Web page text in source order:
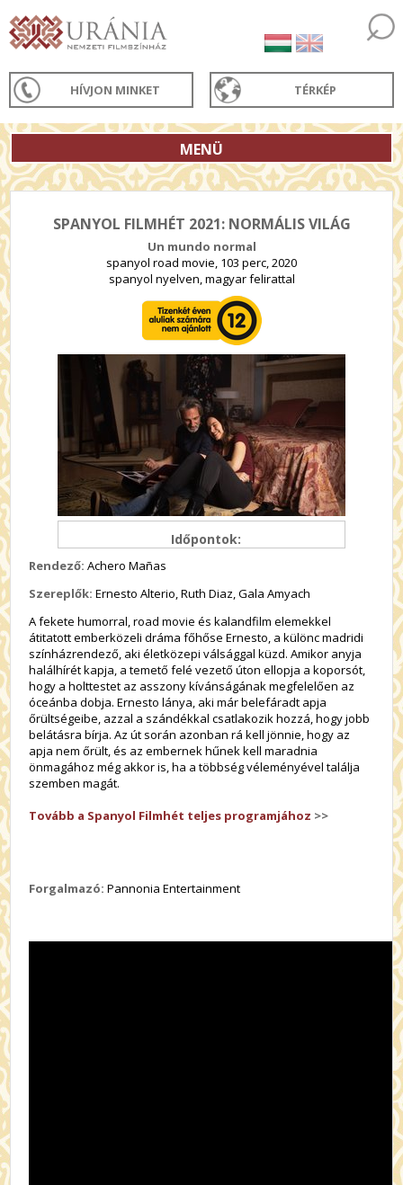
HÍVJON MINKET TÉRKÉP
MENÜ
SPANYOL FILMHÉT 2021: NORMÁLIS VILÁG
Un mundo normal
spanyol road movie, 103 perc, 2020
spanyol nyelven, magyar felirattal
Időpontok:
Rendező: Achero Mañas
Szereplők: Ernesto Alterio, Ruth Diaz, Gala Amyach
A fekete humorral, road movie és kalandfilm elemekkel
átitatott emberközeli dráma főhőse Ernesto, a különc madridi
színházrendező, aki életközepi válsággal küzd. Amikor anyja
halálhírét kapja, a temető felé vezető úton ellopja a koporsót,
hogy a holttestet az asszony kívánságának megfelelően az
óceánba dobja. Ernesto lánya, aki már belefáradt apja
őrültségeibe, azzal a szándékkal csatlakozik hozzá, hogy jobb
belátásra bírja. Az út során azonban rá kell jönnie, hogy az
apja nem őrült, és az embernek hűnek kell maradnia
önmagához még akkor is, ha a többség véleményével találja
szemben magát.
Tovább a Spanyol Filmhét teljes programjához >>
Forgalmazó: Pannonia Entertainment